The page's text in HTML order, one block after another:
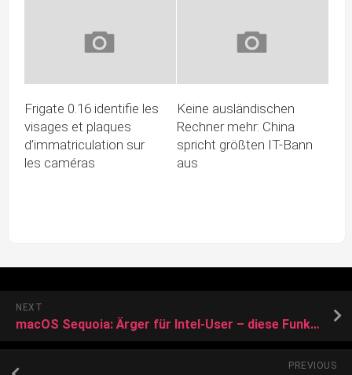
Frigate 0.16 identifie les
visages et plaques
d’immatriculation sur
les caméras
Keine ausländischen
Rechner mehr: China
spricht größten IT-Bann
aus
NEXT
macOS Sequoia: Ärger für Intel-User – diese Funktionen bleiben verwehrt
PREVIOUS